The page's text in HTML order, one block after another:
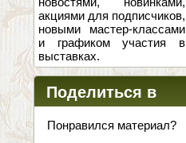
акциями для подписчиков,
новыми мастер-классами
и графиком участия в
выставках.
Поделиться в
соцсетях
Понравился материал?